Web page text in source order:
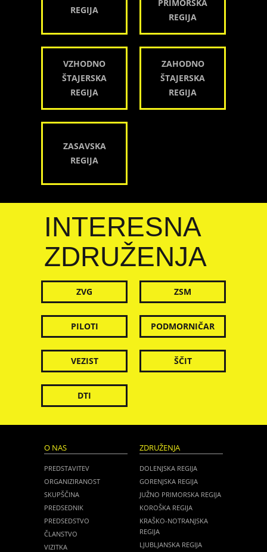
REGIJA
PRIMORSKA
REGIJA
VZHODNO
ŠTAJERSKA
REGIJA
ZAHODNO
ŠTAJERSKA
REGIJA
ZASAVSKA
REGIJA
INTERESNA
ZDRUŽENJA
ZVG ZSM
PILOTI PODMORNIČAR
VEZIST ŠČIT
DTI
O NAS
PREDSTAVITEV
ORGANIZIRANOST
SKUPŠČINA
PREDSEDNIK
PREDSEDSTVO
ČLANSTVO
VIZITKA
ZDRUŽENJA
DOLENJSKA REGIJA
GORENJSKA REGIJA
JUŽNO PRIMORSKA REGIJA
KOROŠKA REGIJA
KRAŠKO-NOTRANJSKA
REGIJA
LJUBLJANSKA REGIJA